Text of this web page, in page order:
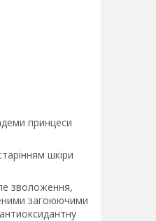
принцеси
шкіри
зволоження,
загоюючими